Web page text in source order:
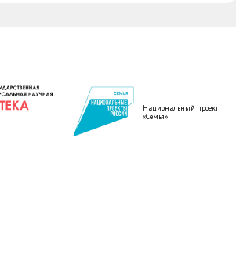
Национальный проект
«Семья»